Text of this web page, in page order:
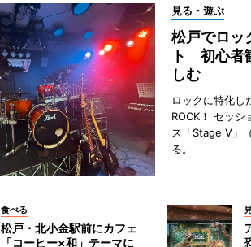
見る・遊ぶ
松戸でロッ
ト 初心者
しむ
ロックに特化し
ROCK！ セッシ
ス「Stage V」
る。
食べる
松戸・北小金駅前にカフェ
「コーヒー×和」テーマに